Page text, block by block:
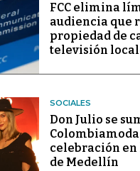
FCC elimina
audiencia que
propiedad de
televisión
SOCIALES
Don Julio se
celebración en
de Medellín